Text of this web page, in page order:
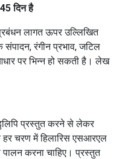
दिन है
लागत ऊपर उल्लिखित
रंगीन प्रभाव, जटिल
पर भिन्न हो सकती है।लेख
प्रस्तुत करने से लेकर
चरण में हिलारिस एसआरएल
करना चाहिए।प्रस्तुत